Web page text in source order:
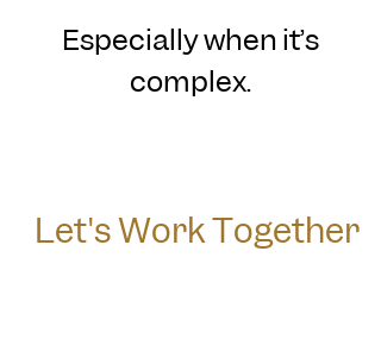
Especially when it’s
complex.
Let's Work Together